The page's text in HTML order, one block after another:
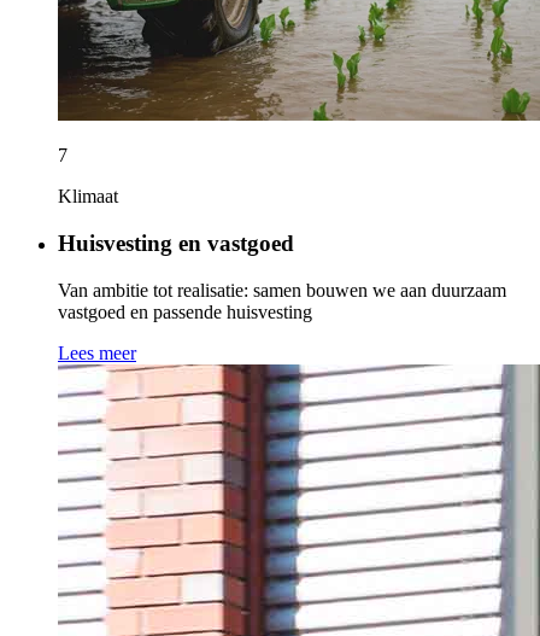
7
Klimaat
Huisvesting en vastgoed
Van ambitie tot realisatie: samen bouwen we aan duurzaam
vastgoed en passende huisvesting
Lees meer